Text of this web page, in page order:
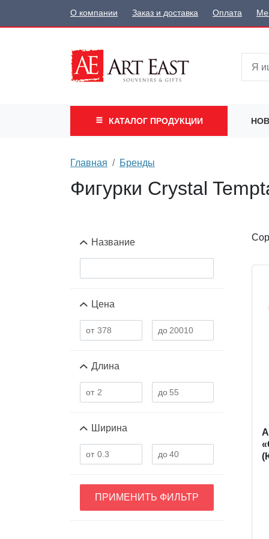
О компании Заказ и доставка Оплата
КАТАЛОГ ПРОДУКЦИИ
Главная Бренды
Фигурки Crystal
Название
Цена
Длина
Ширина
ПРИМЕНИТЬ ФИЛЬТР